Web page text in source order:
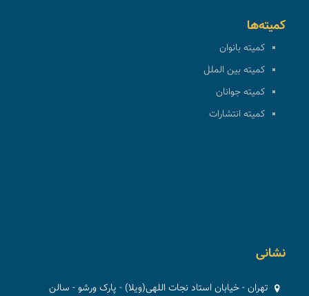
کمیته‌ها
کمیته بانوان
کمیته بین الملل
کمیته جوانان
کمیته انتشارات
نشانی
تهران - خیابان استاد نجات اللهی(ویلا) - پارک ورشو - سالن